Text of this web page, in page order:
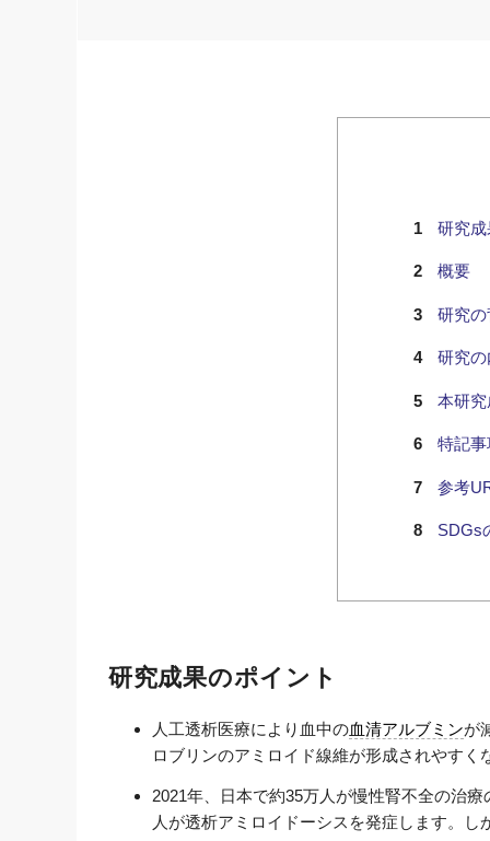
研究成
概要
研究の
研究の
本研
特記事
参考
SDGs
研究成果のポイント
人工透析医療により血中の血清アルブミンが
ロブリンのアミロイド線維が形成されやすく
2021年、日本で約35万人が慢性腎不全の治
人が透析アミロイドーシスを発症します。